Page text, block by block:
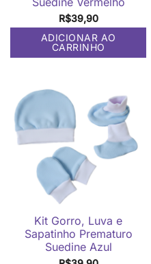
R$39,90
ADICIONAR AO
CARRINHO
Kit Gorro, Luva e
Sapatinho Prematuro
Suedine Azul